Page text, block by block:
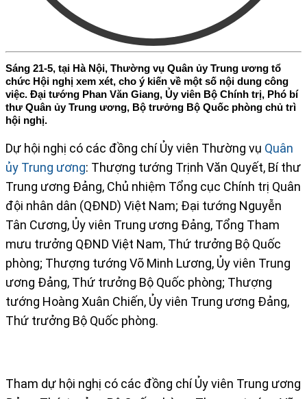
Sáng 21-5, tại Hà Nội, Thường vụ Quân ủy Trung ương tổ
chức Hội nghị xem xét, cho ý kiến về một số nội dung công
việc. Đại tướng Phan Văn Giang, Ủy viên Bộ Chính trị, Phó bí
thư Quân ủy Trung ương, Bộ trưởng Bộ Quốc phòng chủ trì
hội nghị.
​​Dự hội nghị có các đồng chí Ủy viên Thường vụ Quân
ủy Trung ương: Thượng tướng Trịnh Văn Quyết, Bí thư
Trung ương Đảng, Chủ nhiệm Tổng cục Chính trị Quân
đội nhân dân (QĐND) Việt Nam; Đại tướng Nguyễn
Tân Cương, Ủy viên Trung ương Đảng, Tổng Tham
mưu trưởng QĐND Việt Nam, Thứ trưởng Bộ Quốc
phòng; Thượng tướng Võ Minh Lương, Ủy viên Trung
ương Đảng, Thứ trưởng Bộ Quốc phòng; Thượng
tướng Hoàng Xuân Chiến, Ủy viên Trung ương Đảng,
Thứ trưởng Bộ Quốc phòng.
Tham dự hội nghị có các đồng chí Ủy viên Trung ương